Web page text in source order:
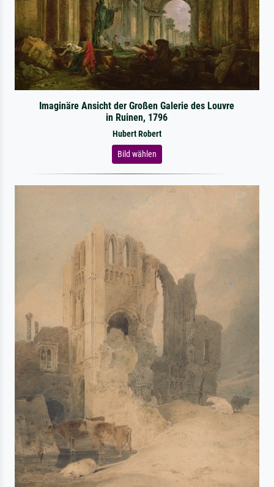
Imaginäre Ansicht der Großen Galerie des Louvre
in Ruinen, 1796
Hubert Robert
Bild wählen